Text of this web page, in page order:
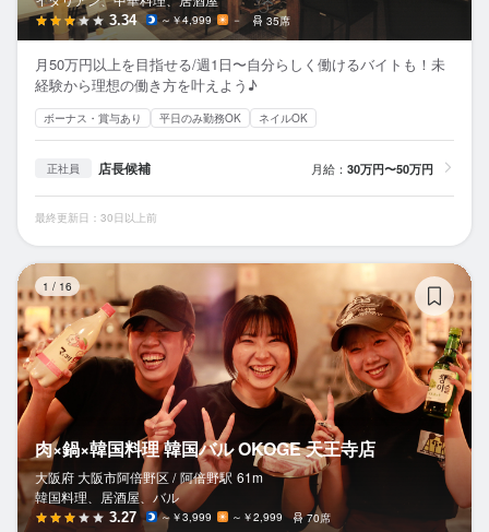
3.34 ～￥4,999 － 35席
月50万円以上を目指せる/週1日〜自分らしく働けるバイトも！未
経験から理想の働き方を叶えよう♪
ボーナス・賞与あり 平日のみ勤務OK ネイルOK
正社員 店長候補 月給： 30万円〜50万円
最終更新日：30日以上前
1 / 16
肉×鍋×韓国料理 韓国バル OKOGE 天王寺店
大阪府 大阪市阿倍野区 / 阿倍野駅 61m
韓国料理、居酒屋、バル
3.27 ～￥3,999 ～￥2,999 70席